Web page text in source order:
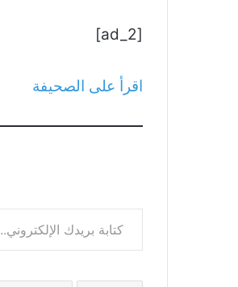
[ad_2]
اقرأ على الصحيفة
كتابة بريدك الإلكتروني...